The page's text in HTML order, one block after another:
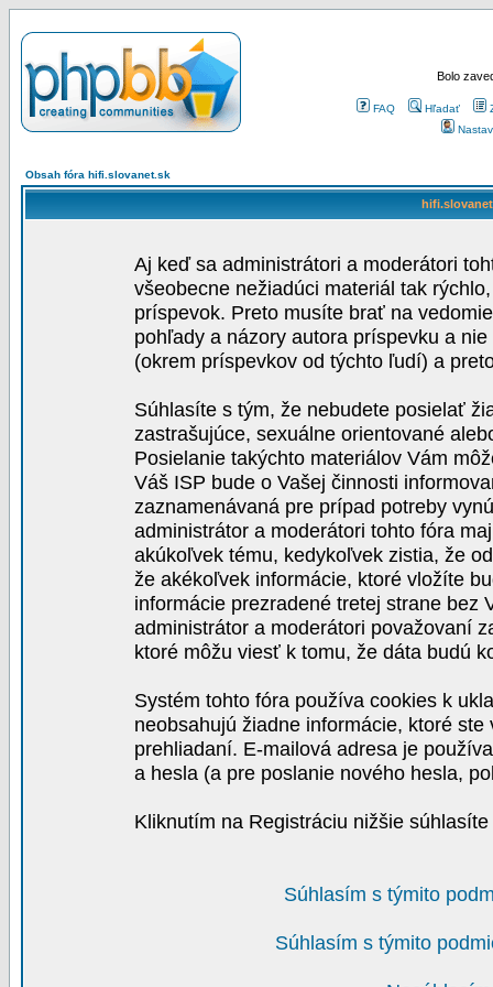
Bolo
FAQ Hľadať
Obsah fóra hifi.slovanet.sk
Aj keď sa administrátori a moderátori
všeobecne nežiadúci materiál tak
príspevok. Preto musíte brať na
pohľady a názory autora príspevku a
(okrem príspevkov od týchto ľudí) a
Súhlasíte s tým, že nebudete posielať
zastrašujúce, sexuálne orientované
Posielanie takýchto materiálov Vám
Váš ISP bude o Vašej činnosti
zaznamenávaná pre prípad potreby
administrátor a moderátori tohto fóra
akúkoľvek tému, kedykoľvek zistia, že
že akékoľvek informácie, ktoré vložíte
informácie prezradené tretej strane bez
administrátor a moderátori považovaní
ktoré môžu viesť k tomu, že dáta budú
Systém tohto fóra používa cookies k
neobsahujú žiadne informácie, ktoré
prehliadaní. E-mailová adresa je
a hesla (a pre poslanie nového hesla,
Kliknutím na Registráciu nižšie
Súhlasím s týmito
Súhlasím s týmito